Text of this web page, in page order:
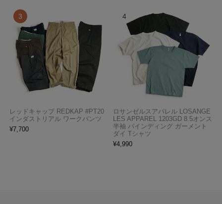
レッドキャップ REDKAP #PT20
インダストリアル ワークパンツ
¥7,700
ロサンゼルスアパレル LOSANGE
LES APPAREL 1203GD 8.5オンス
半袖 バインディング ガーメント
ダイ Tシャツ
¥4,990